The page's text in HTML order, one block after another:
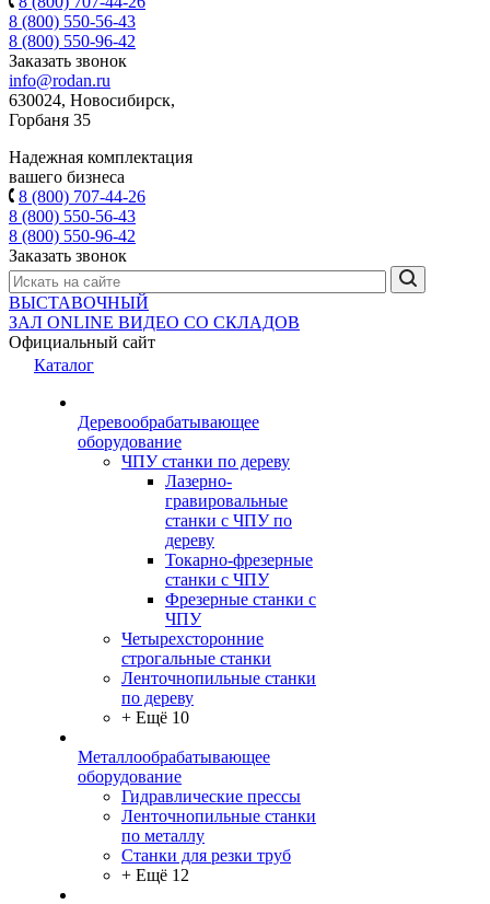
8 (800) 550-56-43
8 (800) 550-96-42
Заказать звонок
info@rodan.ru
630024, Новосибирск,
Горбаня 35
Надежная комплектация
вашего бизнеса
8 (800) 707-44-26
8 (800) 550-56-43
8 (800) 550-96-42
Заказать звонок
ВЫСТАВОЧНЫЙ
ЗАЛ ONLINE ВИДЕО СО СКЛАДОВ
Официальный сайт
Каталог
Деревообрабатывающее
оборудование
ЧПУ станки по дереву
Лазерно-
гравировальные
станки с ЧПУ по
дереву
Токарно-фрезерные
станки с ЧПУ
Фрезерные станки с
ЧПУ
Четырехсторонние
строгальные станки
Ленточнопильные станки
по дереву
+ Ещё 10
Металлообрабатывающее
оборудование
Гидравлические прессы
Ленточнопильные станки
по металлу
Станки для резки труб
+ Ещё 12